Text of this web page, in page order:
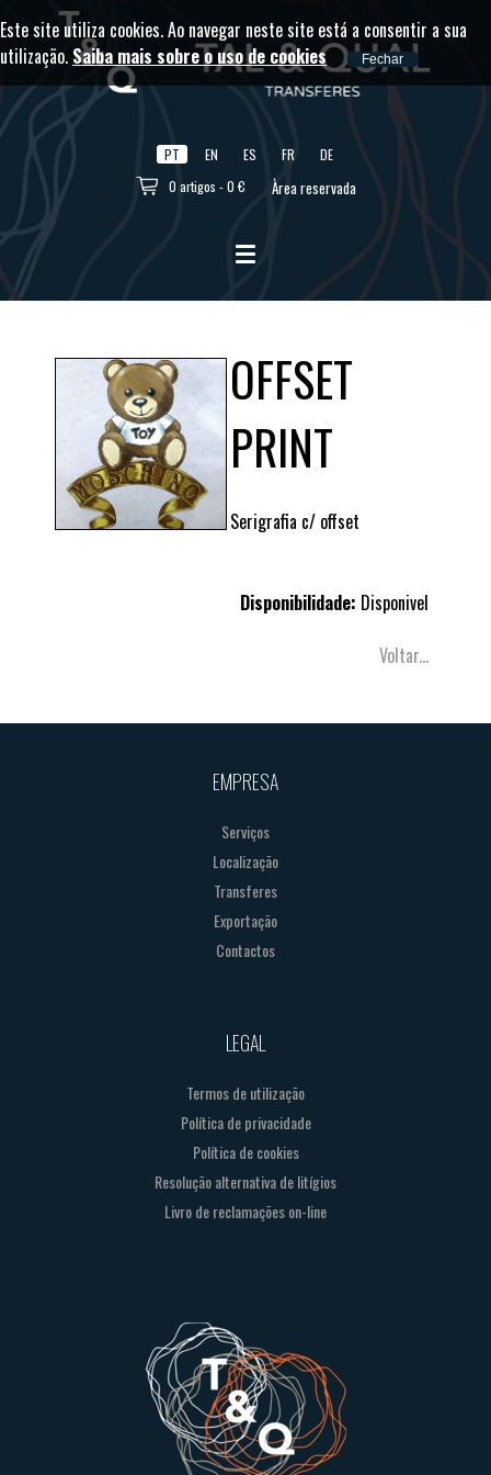
PT EN ES FR
DE
0 artigos - 0 €
Àrea reservada
OFFSET
PRINT
Serigrafia c/ offset
Disponibilidade: Disponivel
Voltar...
EMPRESA
Serviços
Localização
Transferes
Exportação
Contactos
LEGAL
Termos de utilização
Política de privacidade
Política de cookies
Resolução alternativa de litígios
Livro de reclamações on-line
Este site utiliza cookies. Ao navegar neste site está a consentir a sua
utilização. Saiba mais sobre o uso de cookies